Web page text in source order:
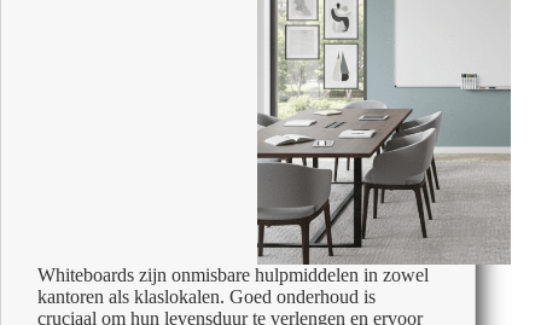
Whiteboards zijn onmisbare hulpmiddelen in zowel
kantoren als klaslokalen. Goed onderhoud is
cruciaal om hun levensduur te verlengen en ervoor